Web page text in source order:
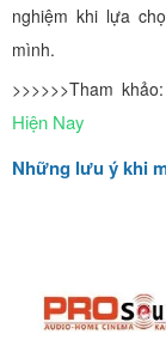
nghiệm khi lựa
mình.
>>>>>>Tham khảo:
Hiện Nay
Những lưu ý khi